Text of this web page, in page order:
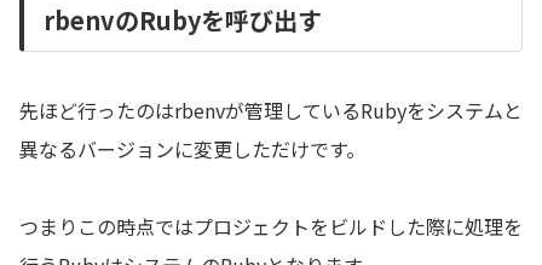
rbenvのRubyを呼び出す
先ほど行ったのはrbenvが管理しているRubyをシステムと
異なるバージョンに変更しただけです。
つまりこの時点ではプロジェクトをビルドした際に処理を